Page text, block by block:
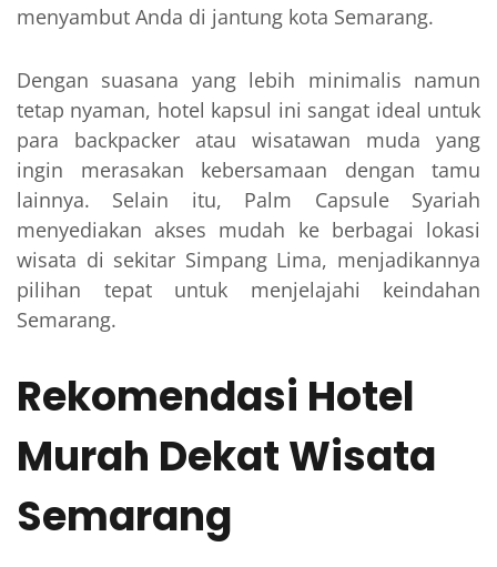
menyambut Anda di jantung kota Semarang.
Dengan suasana yang lebih minimalis namun
tetap nyaman, hotel kapsul ini sangat ideal untuk
para backpacker atau wisatawan muda yang
ingin merasakan kebersamaan dengan tamu
lainnya. Selain itu, Palm Capsule Syariah
menyediakan akses mudah ke berbagai lokasi
wisata di sekitar Simpang Lima, menjadikannya
pilihan tepat untuk menjelajahi keindahan
Semarang.
Rekomendasi Hotel
Murah Dekat Wisata
Semarang